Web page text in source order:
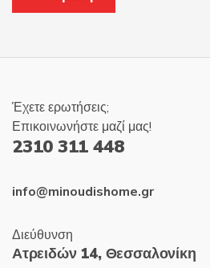
Έχετε ερωτήσεις;
Επικοινωνήστε μαζί μας!
2310 311 448
info@minoudishome.gr
Διεύθυνση
Ατρειδών 14, Θεσσαλονίκη